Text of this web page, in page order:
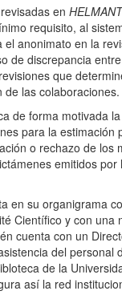
en
requisito, al
el anonimato en la
de discrepancia
que
de las colaboraciones.
de forma motivada
para la estimación
o rechazo de los
emitidos por
en su organigrama
Científico y con una
cuenta con un
del personal
de la
así la red